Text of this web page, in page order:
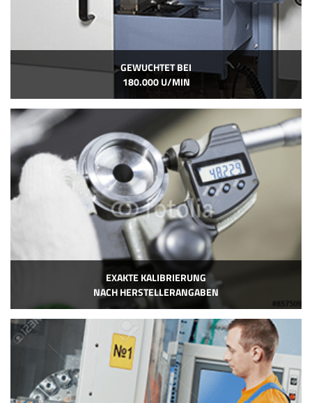
GEWUCHTET BEI
180.000 U/MIN
EXAKTE KALIBRIERUNG
NACH HERSTELLERANGABEN